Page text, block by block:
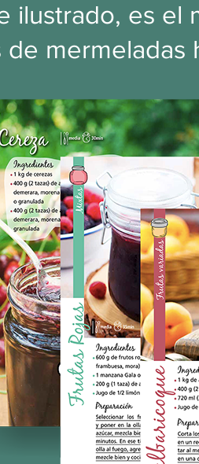
ilustrado, es el
mermeladas